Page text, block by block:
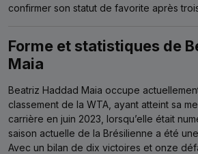
confirmer son statut de favorite après
Forme et statistiques de
Maia
Beatriz Haddad Maia occupe
classement de la WTA, ayant atteint sa
carrière en juin 2023, lorsqu’elle était
saison actuelle de la Brésilienne a été
Avec un bilan de dix victoires et onze